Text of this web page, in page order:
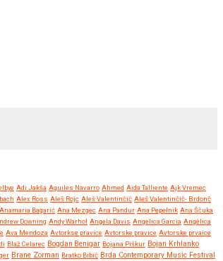
Adi Jakša Aguiles Navarro Ahmed Aida Talliente Ajk Vremec
Alex Ross Aleš Rojc Aleš Valentinčič Aleš Valentinčič- Brdonč
Anamaria Bagarić Ana Mezgec Ana Pandur Ana Pepelnik Ana Ščuka
Downing Andy Warhol Angela Davis Angelica Garcia Angélica
Ava Mendoza Avtorkse pravice Avtorske pravice Avtorske prvaice
Blaž Celarec Bogdan Benigar Bojana Piškur Bojan Krhlanko
Brane Zorman Bratko Bibič Brda Contemporary Music Festival